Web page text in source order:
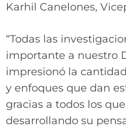
Karhil Canelones,
“Todas las
importante a nuestro
impresionó la
y enfoques que dan
gracias a todos los
desarrollando su